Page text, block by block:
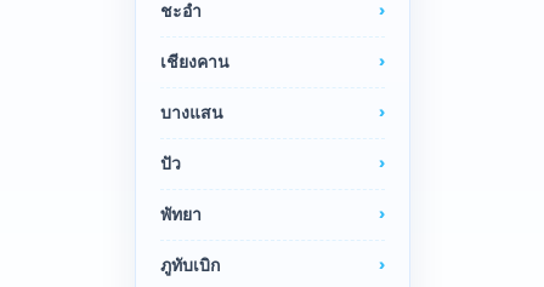
ชะอำ
เชียงคาน
บางแสน
ปัว
พัทยา
ภูทับเบิก